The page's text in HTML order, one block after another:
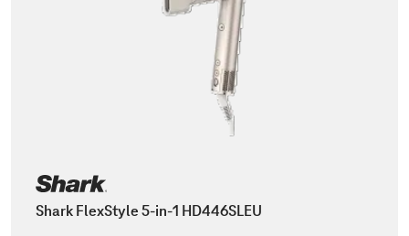
Shark FlexStyle 5-in-1 HD446SLEU